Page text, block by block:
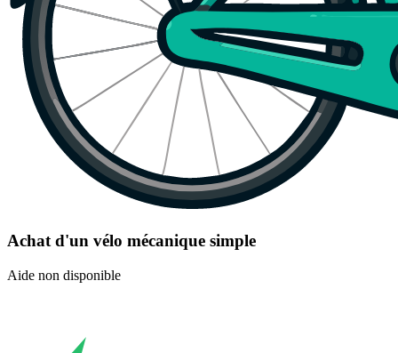
Achat d'un vélo mécanique simple
Aide non disponible